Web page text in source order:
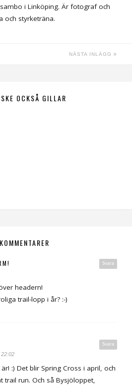
i Linköping. Är fotograf och
och styrketräna.
NÄSTA INLÄGG
OCKSÅ GILLAR
Svara
headern!
trail-lopp i år? :-)
Svara
22:02
:) Det blir Spring Cross i april, och
trail run. Och så Bysjöloppet,